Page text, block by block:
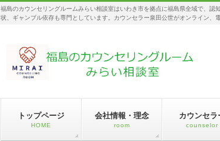
福島のカウンセリングルームみらい相談室はいわき市を拠点に福島県全域で、
状、ギャンブル依存も専門としています。カウンセラー泉田公世がオンライン、
トップページ
HOME
会社情報・理念
room
カウンセラ
counselor